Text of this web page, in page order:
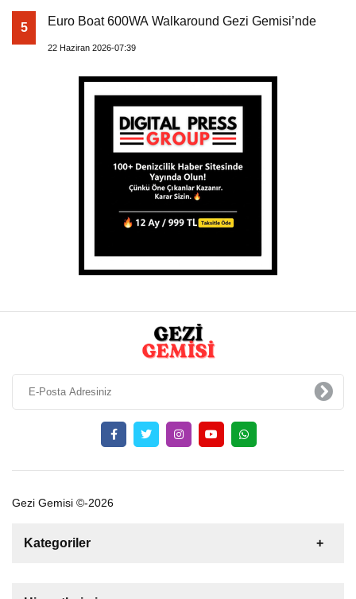
5 Euro Boat 600WA Walkaround Gezi Gemisi’nde
22 Haziran 2026-07:39
Gezi Gemisi ©-2026
Kategoriler